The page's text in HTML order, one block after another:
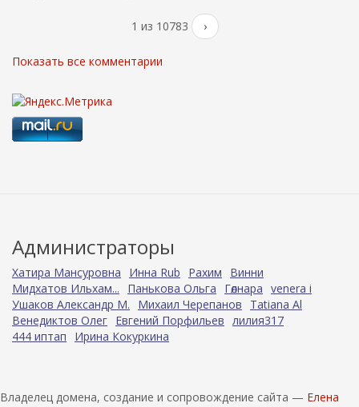
1 из 10783 ›
Показать все комментарии
Администраторы
Хатира Мансуровна Инна Rub Рахим
Винни
Мидхатов Ильхам...
Панькова Ольга Гөлнара venera i
Ушаков Александр М.
Михаил Черепанов
Tatiana Al
Венедиктов Олег Евгений Порфильев лилия317
444 иптап
Ирина Кокуркина
Владелец домена, создание и сопровождение сайта — Елена